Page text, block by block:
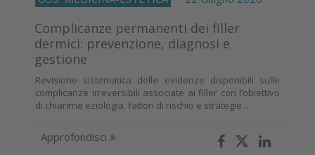
Complicanze permanenti dei filler
dermici: prevenzione, diagnosi e
gestione
Revisione sistematica delle evidenze disponibili sulle
complicanze irreversibili associate ai filler con l’obiettivo
di chiarirne eziologia, fattori di rischio e strategie...
Approfondisci